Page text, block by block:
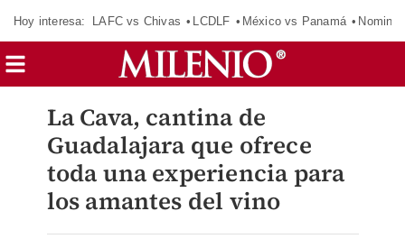
Hoy interesa: LAFC vs Chivas LCDLF México vs Panamá
La Cava, cantina de
Guadalajara que ofrece
toda una experiencia para
los amantes del vino